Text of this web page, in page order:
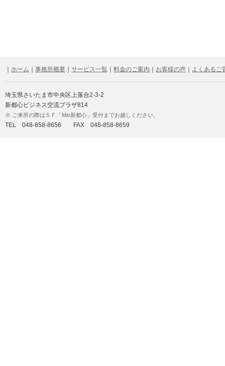
ホーム 事務所概要 サービス一覧 料金のご案内 お客様の声 よくあるご
埼玉県さいたま市中央区上落合2-3-2
新都心ビジネス交流プラザ814
※ ご来所の際は５Ｆ「Mio新都心」受付までお越しください。
TEL 048-858-8656 FAX 048-858-8659